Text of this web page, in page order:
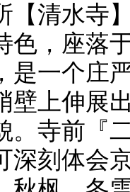
【清水寺
色，座落
是一个庄
壁上伸展
。寺前『
深刻体会